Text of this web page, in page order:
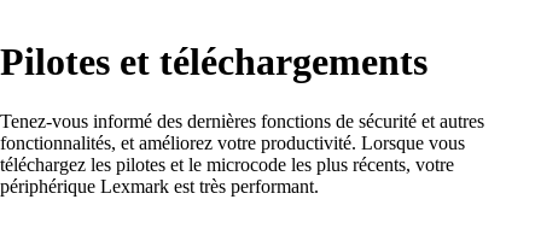
Pilotes et téléchargements
Tenez-vous informé des dernières fonctions de sécurité et autres
fonctionnalités, et améliorez votre productivité. Lorsque vous
téléchargez les pilotes et le microcode les plus récents, votre
périphérique Lexmark est très performant.